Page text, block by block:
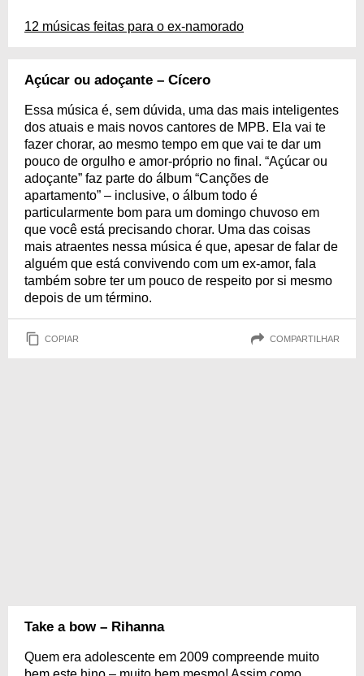
12 músicas feitas para o ex-namorado
Açúcar ou adoçante – Cícero
Essa música é, sem dúvida, uma das mais inteligentes
dos atuais e mais novos cantores de MPB. Ela vai te
fazer chorar, ao mesmo tempo em que vai te dar um
pouco de orgulho e amor-próprio no final. “Açúcar ou
adoçante” faz parte do álbum “Canções de
apartamento” – inclusive, o álbum todo é
particularmente bom para um domingo chuvoso em
que você está precisando chorar. Uma das coisas
mais atraentes nessa música é que, apesar de falar de
alguém que está convivendo com um ex-amor, fala
também sobre ter um pouco de respeito por si mesmo
depois de um término.
COPIAR COMPARTILHAR
Take a bow – Rihanna
Quem era adolescente em 2009 compreende muito